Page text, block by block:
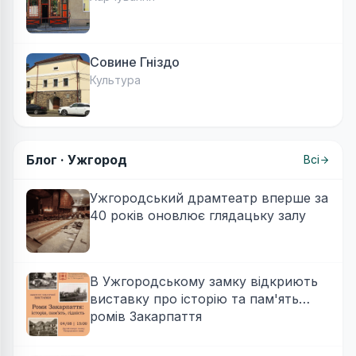
Совине Гніздо
Культура
Блог · Ужгород Всі
Ужгородський драмтеатр вперше за
40 років оновлює глядацьку залу
В Ужгородському замку відкриють
виставку про історію та пам'ять
ромів Закарпаття